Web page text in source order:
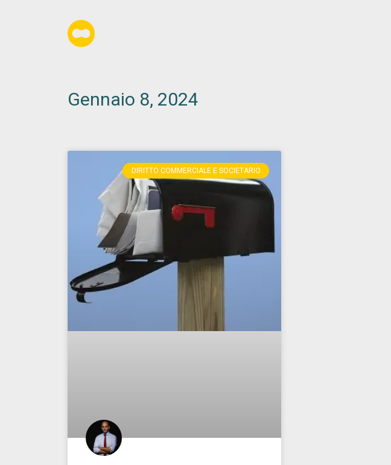
Gennaio 8, 2024
DIRITTO COMMERCIALE E SOCIETARIO